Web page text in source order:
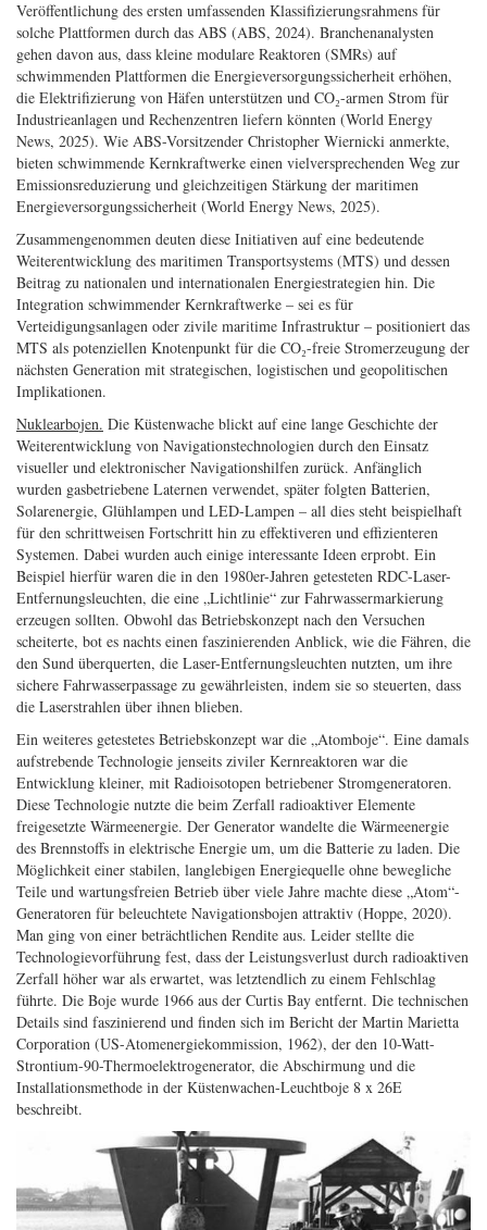
Veröffentlichung des ersten umfassenden Klassifizierungsrahmens für
solche Plattformen durch das ABS (ABS, 2024). Branchenanalysten
gehen davon aus, dass kleine modulare Reaktoren (SMRs) auf
schwimmenden Plattformen die Energieversorgungssicherheit erhöhen,
die Elektrifizierung von Häfen unterstützen und CO₂-armen Strom für
Industrieanlagen und Rechenzentren liefern könnten (World Energy
News, 2025). Wie ABS-Vorsitzender Christopher Wiernicki anmerkte,
bieten schwimmende Kernkraftwerke einen vielversprechenden Weg zur
Emissionsreduzierung und gleichzeitigen Stärkung der maritimen
Energieversorgungssicherheit (World Energy News, 2025).
Zusammengenommen deuten diese Initiativen auf eine bedeutende
Weiterentwicklung des maritimen Transportsystems (MTS) und dessen
Beitrag zu nationalen und internationalen Energiestrategien hin. Die
Integration schwimmender Kernkraftwerke – sei es für
Verteidigungsanlagen oder zivile maritime Infrastruktur – positioniert das
MTS als potenziellen Knotenpunkt für die CO₂-freie Stromerzeugung der
nächsten Generation mit strategischen, logistischen und geopolitischen
Implikationen.
Nuklearbojen. Die Küstenwache blickt auf eine lange Geschichte der
Weiterentwicklung von Navigationstechnologien durch den Einsatz
visueller und elektronischer Navigationshilfen zurück. Anfänglich
wurden gasbetriebene Laternen verwendet, später folgten Batterien,
Solarenergie, Glühlampen und LED-Lampen – all dies steht beispielhaft
für den schrittweisen Fortschritt hin zu effektiveren und effizienteren
Systemen. Dabei wurden auch einige interessante Ideen erprobt. Ein
Beispiel hierfür waren die in den 1980er-Jahren getesteten RDC-Laser-
Entfernungsleuchten, die eine „Lichtlinie“ zur Fahrwassermarkierung
erzeugen sollten. Obwohl das Betriebskonzept nach den Versuchen
scheiterte, bot es nachts einen faszinierenden Anblick, wie die Fähren, die
den Sund überquerten, die Laser-Entfernungsleuchten nutzten, um ihre
sichere Fahrwasserpassage zu gewährleisten, indem sie so steuerten, dass
die Laserstrahlen über ihnen blieben.
Ein weiteres getestetes Betriebskonzept war die „Atomboje“. Eine damals
aufstrebende Technologie jenseits ziviler Kernreaktoren war die
Entwicklung kleiner, mit Radioisotopen betriebener Stromgeneratoren.
Diese Technologie nutzte die beim Zerfall radioaktiver Elemente
freigesetzte Wärmeenergie. Der Generator wandelte die Wärmeenergie
des Brennstoffs in elektrische Energie um, um die Batterie zu laden. Die
Möglichkeit einer stabilen, langlebigen Energiequelle ohne bewegliche
Teile und wartungsfreien Betrieb über viele Jahre machte diese „Atom“-
Generatoren für beleuchtete Navigationsbojen attraktiv (Hoppe, 2020).
Man ging von einer beträchtlichen Rendite aus. Leider stellte die
Technologievorführung fest, dass der Leistungsverlust durch radioaktiven
Zerfall höher war als erwartet, was letztendlich zu einem Fehlschlag
führte. Die Boje wurde 1966 aus der Curtis Bay entfernt. Die technischen
Details sind faszinierend und finden sich im Bericht der Martin Marietta
Corporation (US-Atomenergiekommission, 1962), der den 10-Watt-
Strontium-90-Thermoelektrogenerator, die Abschirmung und die
Installationsmethode in der Küstenwachen-Leuchtboje 8 x 26E
beschreibt.